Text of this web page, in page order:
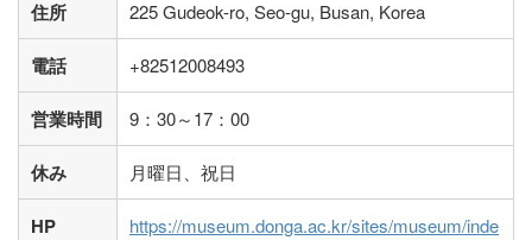
住所 225 Gudeok-ro, Seo-gu, Busan, Korea
電話 +82512008493
営業時間 9：30～17：00
休み 月曜日、祝日
HP
https://museum.donga.ac.kr/sites/museum/inde